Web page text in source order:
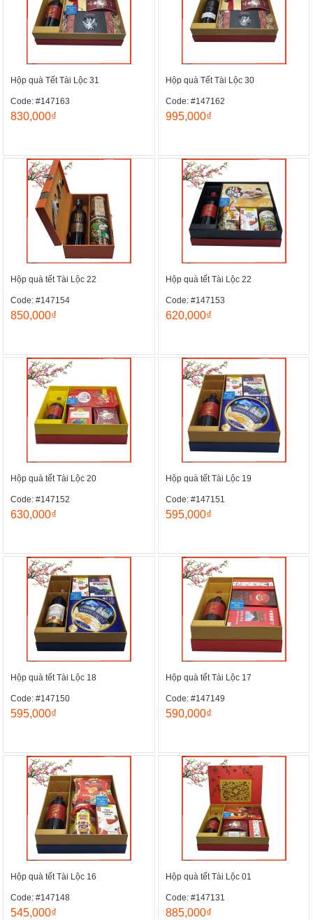
Hộp quà Tết Tài Lộc 31
Code: #147163
830,000₫
Hộp quà Tết Tài Lộc 30
Code: #147162
995,000₫
Hộp quà tết Tài Lộc 22
Code: #147154
850,000₫
Hộp quà tết Tài Lộc 22
Code: #147153
620,000₫
Hộp quà tết Tài Lộc 20
Code: #147152
630,000₫
Hộp quà tết Tài Lộc 19
Code: #147151
595,000₫
Hộp quà tết Tài Lộc 18
Code: #147150
595,000₫
Hộp quà tết Tài Lộc 17
Code: #147149
590,000₫
Hộp quà tết Tài Lộc 16
Code: #147148
545,000₫
Hộp quà tết Tài Lộc 01
Code: #147131
885,000₫